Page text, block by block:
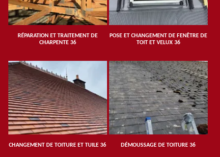
RÉPARATION ET TRAITEMENT DE
CHARPENTE 36
POSE ET CHANGEMENT DE FENÊTRE DE
TOIT ET VELUX 36
CHANGEMENT DE TOITURE ET TUILE 36 DÉMOUSSAGE DE TOITURE 36